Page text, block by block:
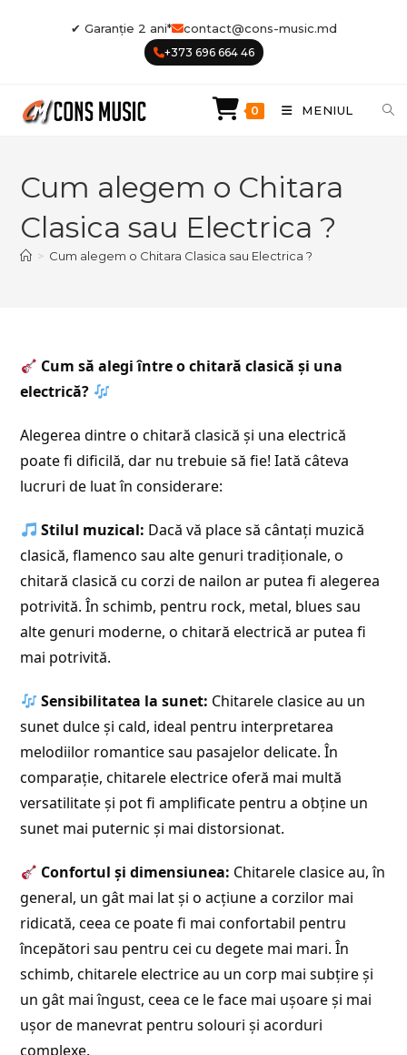
✔ Garanție 2 ani* contact@cons-music.md
+373 696 664 46
0 MENIUL
Cum alegem o Chitara
Clasica sau Electrica ?
> Cum alegem o Chitara Clasica sau Electrica ?
Cum să alegi între o chitară clasică și una
electrică?
Alegerea dintre o chitară clasică și una electrică
poate fi dificilă, dar nu trebuie să fie! Iată câteva
lucruri de luat în considerare:
Stilul muzical: Dacă vă place să cântați muzică
clasică, flamenco sau alte genuri tradiționale, o
chitară clasică cu corzi de nailon ar putea fi alegerea
potrivită. În schimb, pentru rock, metal, blues sau
alte genuri moderne, o chitară electrică ar putea fi
mai potrivită.
Sensibilitatea la sunet: Chitarele clasice au un
sunet dulce și cald, ideal pentru interpretarea
melodiilor romantice sau pasajelor delicate. În
comparație, chitarele electrice oferă mai multă
versatilitate și pot fi amplificate pentru a obține un
sunet mai puternic și mai distorsionat.
Confortul și dimensiunea: Chitarele clasice au, în
general, un gât mai lat și o acțiune a corzilor mai
ridicată, ceea ce poate fi mai confortabil pentru
începători sau pentru cei cu degete mai mari. În
schimb, chitarele electrice au un corp mai subțire și
un gât mai îngust, ceea ce le face mai ușoare și mai
ușor de manevrat pentru solouri și acorduri
complexe.